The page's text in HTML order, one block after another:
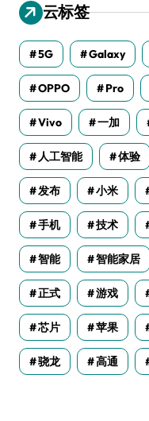
云标签
5G Galaxy
OPPO Pro
Vivo 一加
人工智能 体验
发布 小米
手机 技术
智能 智能家居
正式 游戏
芯片 苹果
骁龙 高通